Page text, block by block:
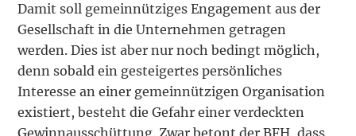
Damit soll gemeinnütziges Engagement aus der
Gesellschaft in die Unternehmen getragen
werden. Dies ist aber nur noch bedingt möglich,
denn sobald ein gesteigertes persönliches
Interesse an einer gemeinnützigen Organisation
existiert, besteht die Gefahr einer verdeckten